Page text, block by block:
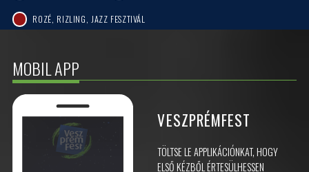
ROZÉ, RIZLING, JAZZ FESZTIVÁL
MOBIL APP
VESZPRÉMFEST
TÖLTSE LE APPLIKÁCIÓNKAT, HOGY
ELSŐ KÉZBŐL ÉRTESÜLHESSEN